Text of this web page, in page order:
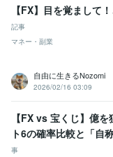
【FX】目を覚まして
記事
マネー・副業
自由に生きるNozomi
2026/02/16 03:09
【FX vs 宝くじ】億
ト6の確率比較と「自
事